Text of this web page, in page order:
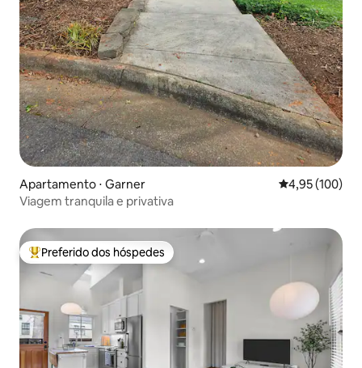
Apartamento ⋅ Garner 4,95 de uma
4,95 (100)
Viagem tranquila e privativa
Entre os melhores preferidos dos hóspedes
Preferido dos hóspedes